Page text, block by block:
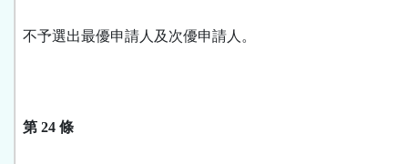
不予選出最優申請人及次優申請人。
第 24 條